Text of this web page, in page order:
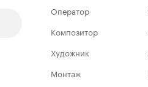
Оператор
Композитор
Художник
Монтаж